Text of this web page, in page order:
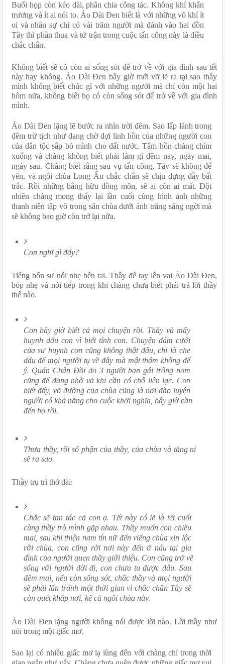
Buổi họp còn kéo dài, phân chia công tác. Không khí khẩn
trương và ít ai nói to. Áo Dài Đen biết là với những võ khí ít
oi và nhân sự chỉ có vài trăm người mà đánh vào hai đồn
Tây thì phần thua và tử trận trong cuộc tấn công này là điều
chắc chắn.
Không biết sẽ có còn ai sống sót để trở về với gia đình sau tết
này hay không. Áo Dài Đen bây giờ mới vỡ lẽ ra tại sao thầy
mình không biết chúc gì với những người mà chỉ còn một hai
hôm nữa, không biết họ có còn sống sót để trở về với gia đình
mình.
Áo Dài Đen lặng lẽ bước ra nhìn trời đêm. Sao lấp lánh trong
đêm trừ tịch như đang chờ đợi linh hồn của những người con
của dân tộc sắp bỏ mình cho đất nước. Tâm hồn chàng chìm
xuống và chàng không biết phải làm gì đêm nay, ngày mai,
ngày sau. Chàng biết rằng sau vụ tấn công, Tây sẽ không để
yên, và ngôi chùa Long Ấn chắc chắn sẽ chịu đựng đầy bất
trắc. Rồi những bằng hữu đồng môn, sẽ ai còn ai mất. Đột
nhiên chàng mong thấy lại lần cuối cùng hình ảnh những
thanh niên tập võ trong sân chùa dưới ánh trăng sáng ngời mà
sẽ không bao giờ còn trở lại nữa.
Con nghĩ gì đấy?
Tiếng bổn sư nói nhẹ bên tai. Thầy để tay lên vai Áo Dài Đen,
bóp nhẹ và nói tiếp trong khi chàng chưa biết phải trả lời thầy
thế nào.
Con bây giờ biết cả mọi chuyện rồi. Thầy và mấy
huynh dấu con vì biết tính con. Chuyện đám cưới
của sư huynh con cũng không thật đâu, chỉ là che
dấu để mọi người tụ về đây mà mật thám không để
ý. Quán Chân Đồi do 3 người bạn gái trông nom
cũng để đảng nhờ vả khi cần có chỗ liên lạc. Con
biết đấy, võ đường của chùa cũng là nơi đào luyện
người có khả năng cho cuộc khởi nghĩa, bây giờ cần
đến họ rồi.
Thưa thầy, rồi số phận của thầy, của chùa và tăng ni
sẽ ra sao.
Thầy trụ trì thở dài:
Chắc sẽ tan tác cả con ạ. Tết này có lẽ là tết cuối
cùng thầy trò mình gặp nhau. Thầy muốn con chiều
mai, sau khi thiện nam tín nữ đến viếng chùa xin lộc
rời chùa, con cũng rời nơi này đến ở náu tại gia
đình của người quen thầy giới thiệu. Con cũng trở về
sống với người đời đi, con chưa tu được đâu. Sau
đêm mai, nếu còn sống sót, chắc thầy và mọi người
sẽ phải lẩn tránh một thời gian vì chắc chắn Tây sẽ
càn quét khắp nơi, kể cả ngôi chùa này.
Áo Dài Đen lặng người không nói được lời nào. Lời thầy như
nói trong một giấc mơ.
Sao lại có nhiều giấc mơ lạ lùng đến với chàng chỉ trong thời